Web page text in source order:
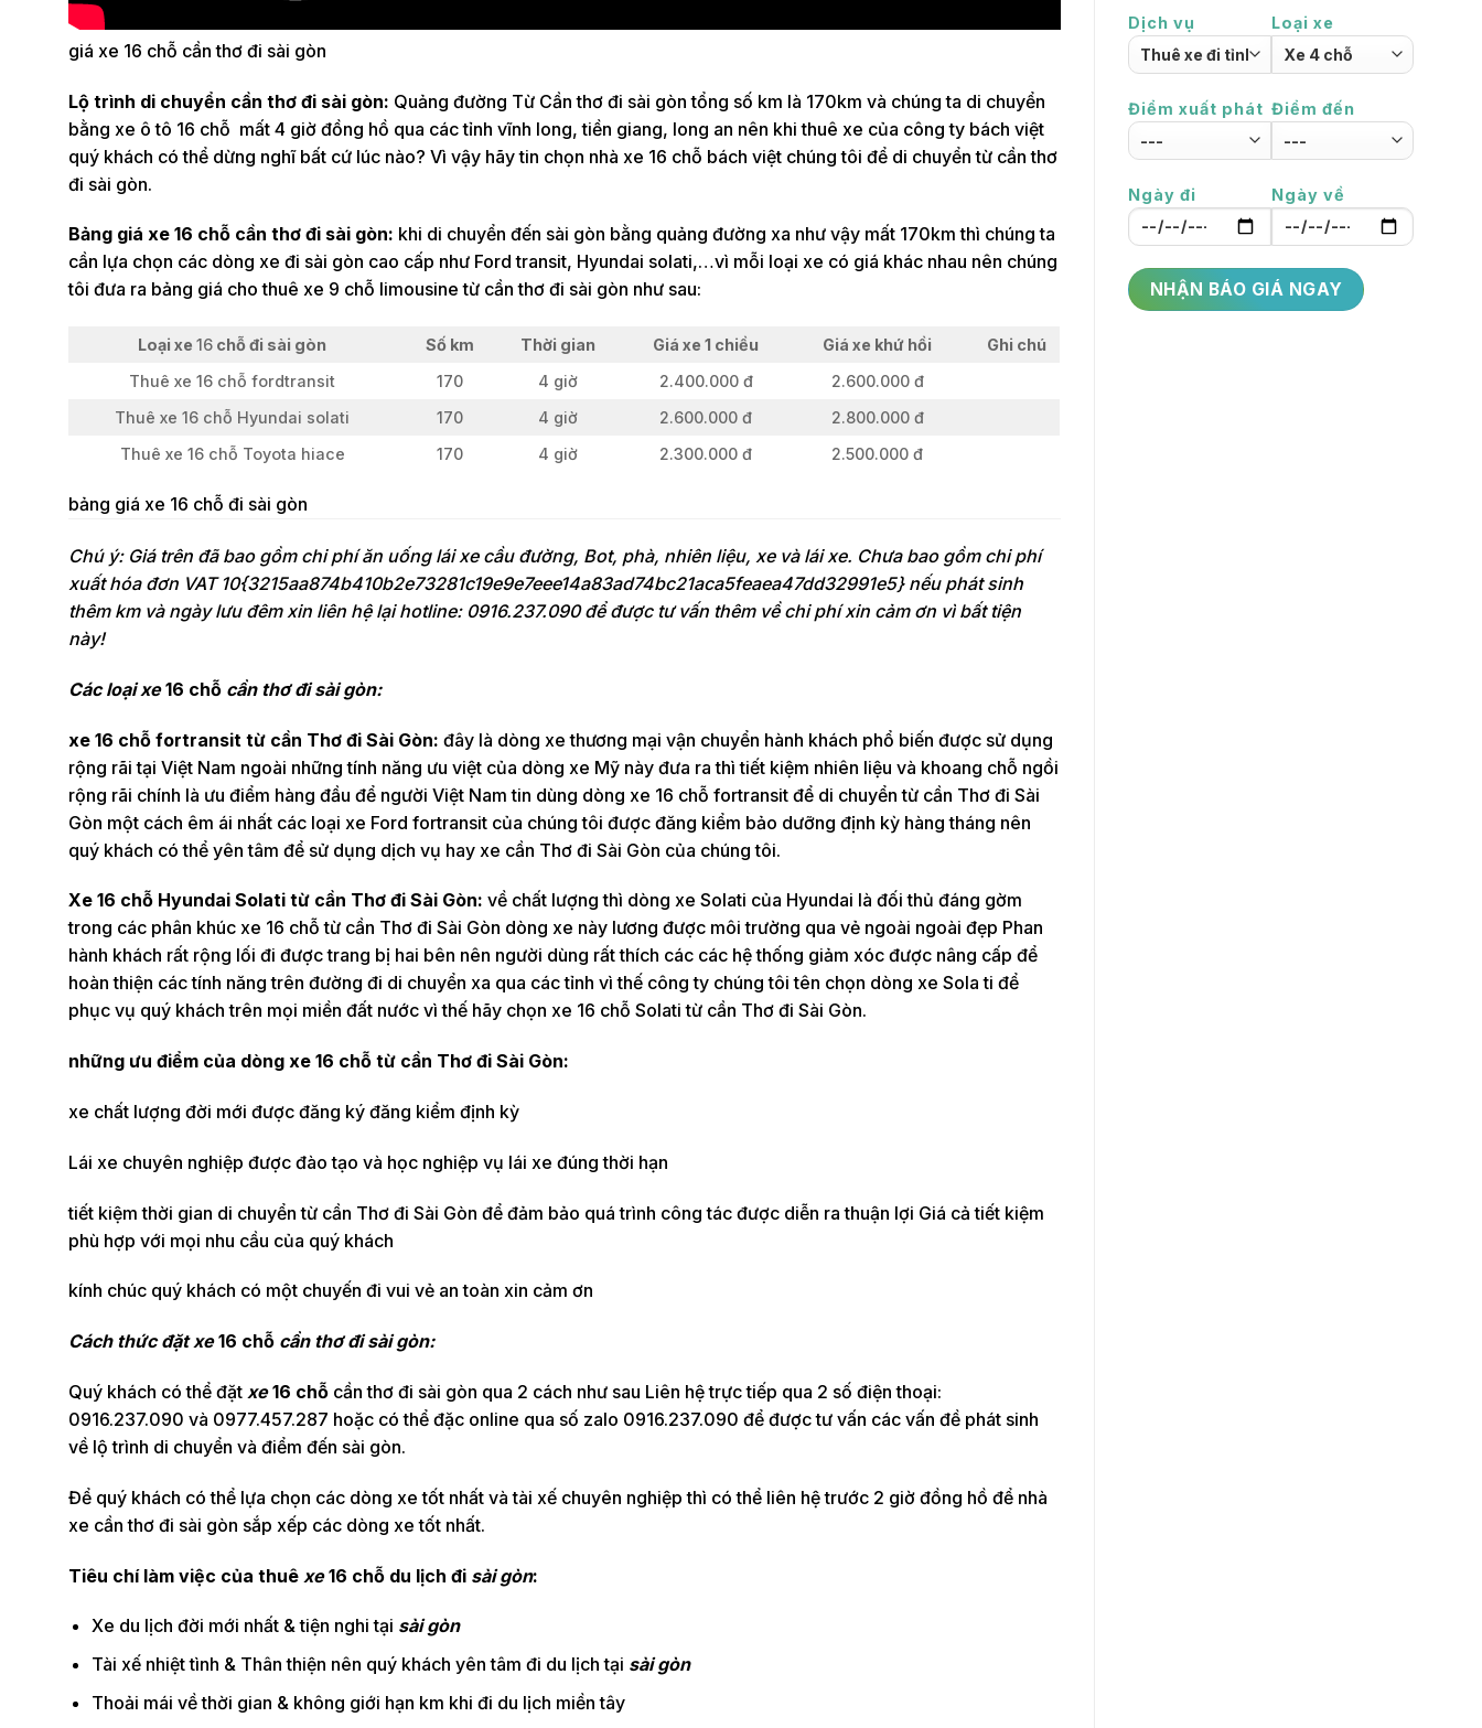
giá xe 16 chỗ cần thơ đi sài gòn
Lộ trình di chuyển cần thơ đi sài gòn: Quảng đường Từ Cần thơ đi sài gòn tổng số km là 170km và chúng ta di chuyển
bằng xe ô tô 16 chỗ mất 4 giờ đồng hồ qua các tỉnh vĩnh long, tiền giang, long an nên khi thuê xe của công ty bách việt
quý khách có thể dừng nghĩ bất cứ lúc nào? Vì vậy hãy tin chọn nhà xe 16 chỗ bách việt chúng tôi để di chuyển từ cần thơ
đi sài gòn.
Bảng giá xe 16 chỗ cần thơ đi sài gòn: khi di chuyển đến sài gòn bằng quảng đường xa như vậy mất 170km thì chúng ta
cần lựa chọn các dòng xe đi sài gòn cao cấp như Ford transit, Hyundai solati,…vì mỗi loại xe có giá khác nhau nên chúng
tôi đưa ra bảng giá cho thuê xe 9 chỗ limousine từ cần thơ đi sài gòn như sau:
Loại xe16 chỗ đi sài gòn Số km Thời gian Giá xe 1 chiều Giá xe khứ hồi
Ghi chú
Thuê xe 16 chỗ fordtransit
170 4 giờ 2.400.000 đ
2.600.000 đ
Thuê xe 16 chỗ Hyundai solati
170 4 giờ 2.600.000 đ
2.800.000 đ
Thuê xe 16 chỗ Toyota hiace
170 4 giờ 2.300.000 đ 2.500.000 đ
bảng giá xe 16 chỗ đi sài gòn
Chú ý: Giá trên đã bao gồm chi phí ăn uống lái xe cầu đường, Bot, phà, nhiên liệu, xe và lái xe. Chưa bao gồm chi phí
xuất hóa đơn VAT 10{3215aa874b410b2e73281c19e9e7eee14a83ad74bc21aca5feaea47dd32991e5} nếu phát sinh
thêm km và ngày lưu đêm xin liên hệ lại hotline: 0916.237.090 để được tư vấn thêm về chi phí xin cảm ơn vì bất tiện
này!
Các loại xe16 chỗ cần thơ đi sài gòn:
xe 16 chỗ fortransit từ cần Thơ đi Sài Gòn: đây là dòng xe thương mại vận chuyển hành khách phổ biến được sử dụng
rộng rãi tại Việt Nam ngoài những tính năng ưu việt của dòng xe Mỹ này đưa ra thì tiết kiệm nhiên liệu và khoang chỗ ngồi
rộng rãi chính là ưu điểm hàng đầu để người Việt Nam tin dùng dòng xe 16 chỗ fortransit để di chuyển từ cần Thơ đi Sài
Gòn một cách êm ái nhất các loại xe Ford fortransit của chúng tôi được đăng kiểm bảo dưỡng định kỳ hàng tháng nên
quý khách có thể yên tâm để sử dụng dịch vụ hay xe cần Thơ đi Sài Gòn của chúng tôi.
Xe 16 chỗ Hyundai Solati từ cần Thơ đi Sài Gòn: về chất lượng thì dòng xe Solati của Hyundai là đối thủ đáng gờm
trong các phân khúc xe 16 chỗ từ cần Thơ đi Sài Gòn dòng xe này lương được môi trường qua vẻ ngoài ngoài đẹp Phan
hành khách rất rộng lối đi được trang bị hai bên nên người dùng rất thích các các hệ thống giảm xóc được nâng cấp để
hoàn thiện các tính năng trên đường đi di chuyển xa qua các tỉnh vì thế công ty chúng tôi tên chọn dòng xe Sola ti để
phục vụ quý khách trên mọi miền đất nước vì thế hãy chọn xe 16 chỗ Solati từ cần Thơ đi Sài Gòn.
những ưu điểm của dòng xe 16 chỗ từ cần Thơ đi Sài Gòn:
xe chất lượng đời mới được đăng ký đăng kiểm định kỳ
Lái xe chuyên nghiệp được đào tạo và học nghiệp vụ lái xe đúng thời hạn
tiết kiệm thời gian di chuyển từ cần Thơ đi Sài Gòn để đảm bảo quá trình công tác được diễn ra thuận lợi Giá cả tiết kiệm
phù hợp với mọi nhu cầu của quý khách
kính chúc quý khách có một chuyến đi vui vẻ an toàn xin cảm ơn
Cách thức đặt xe16 chỗ cần thơ đi sài gòn:
Quý khách có thể đặt xe16 chỗ cần thơ đi sài gòn qua 2 cách như sau Liên hệ trực tiếp qua 2 số điện thoại:
0916.237.090 và 0977.457.287 hoặc có thể đặc online qua số zalo 0916.237.090 để được tư vấn các vấn đề phát sinh
về lộ trình di chuyển và điểm đến sài gòn.
Để quý khách có thể lựa chọn các dòng xe tốt nhất và tài xế chuyên nghiệp thì có thể liên hệ trước 2 giờ đồng hồ để nhà
xe cần thơ đi sài gòn sắp xếp các dòng xe tốt nhất.
Tiêu chí làm việc của thuê xe16 chỗ du lịch đi sài gòn:
Xe du lịch đời mới nhất & tiện nghi tại sài gòn
Tài xế nhiệt tình & Thân thiện nên quý khách yên tâm đi du lịch tại sài gòn
Thoải mái về thời gian & không giới hạn km khi đi du lịch miền tây
Dịch vụ Loại xe
Điểm xuất phát Điểm đến
Ngày đi Ngày về